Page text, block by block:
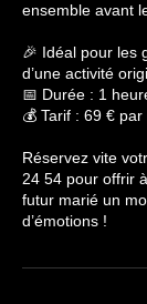
ensemble avant
🎉 Idéal pour les
d’une activité
📅 Durée : 1
💰 Tarif : 69 €
Réservez vite
24 54 pour offrir
futur marié un
d’émotions !